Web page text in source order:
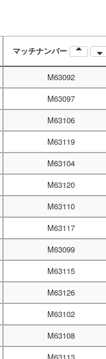
マッチナンバー
M63092
M63097
M63106
M63119
M63104
M63120
M63110
M63117
M63099
M63115
M63126
M63102
M63108
M63113